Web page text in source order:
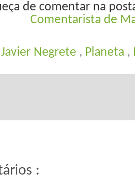
de comentar na
Comentarista de
Javier Negrete , Planeta ,
: